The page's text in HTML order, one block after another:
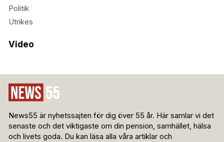
Politik
Utrikes
Video
News55 är nyhetssajten för dig över 55 år. Här samlar vi det
senaste och det viktigaste om din pension, samhället, hälsa
och livets goda. Du kan läsa alla våra artiklar och